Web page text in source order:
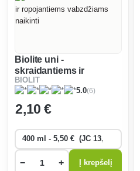
Biolite uni -
skraidantiems ir
ropojantiems
vabzdžiams naikinti
BIOLIT
5.0(6)
2,10 €
− + Į krepšelį